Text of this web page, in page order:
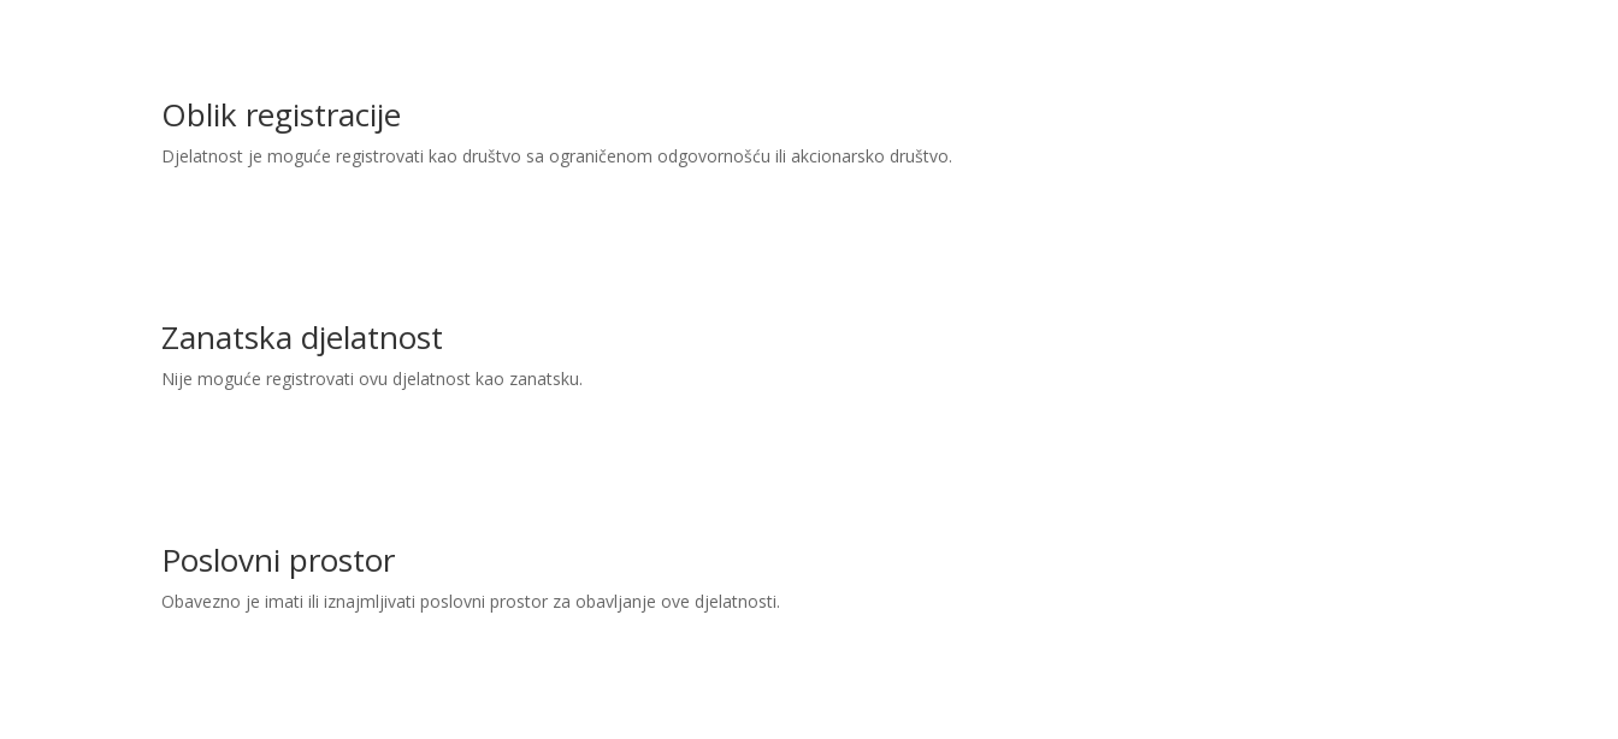
Oblik registracije
Djelatnost je moguće registrovati kao društvo sa ograničenom odgovornošću ili akcionarsko društvo.
Zanatska djelatnost
Nije moguće registrovati ovu djelatnost kao zanatsku.
Poslovni prostor
Obavezno je imati ili iznajmljivati poslovni prostor za obavljanje ove djelatnosti.